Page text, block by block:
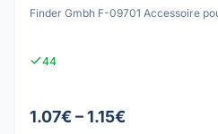
Finder Gmbh F-09701 Accessoire
44
1.07€ – 1.15€